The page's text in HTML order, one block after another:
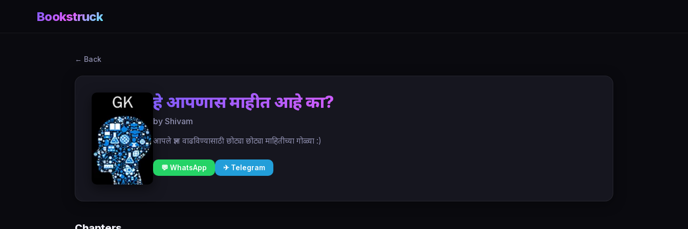
Bookstruck
← Back
हे आपणास माहीत आहे का?
by Shivam
आपले ज्ञान वाढविण्यासाठी छोट्या छोट्या माहितीच्या गोळ्या :)
💬 WhatsApp ✈ Telegram